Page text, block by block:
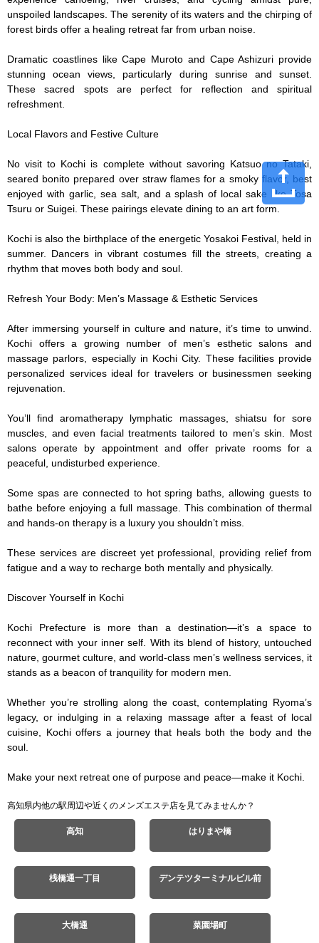
unspoiled landscapes. The serenity of its waters and the chirping of
forest birds offer a healing retreat far from urban noise.
Dramatic coastlines like Cape Muroto and Cape Ashizuri provide
stunning ocean views, particularly during sunrise and sunset.
These sacred spots are perfect for reflection and spiritual
refreshment.
Local Flavors and Festive Culture
No visit to Kochi is complete without savoring Katsuo no Tataki,
seared bonito prepared over straw flames for a smoky flavor, best
enjoyed with garlic, sea salt, and a splash of local sake like Tosa
Tsuru or Suigei. These pairings elevate dining to an art form.
Kochi is also the birthplace of the energetic Yosakoi Festival, held in
summer. Dancers in vibrant costumes fill the streets, creating a
rhythm that moves both body and soul.
Refresh Your Body: Men’s Massage & Esthetic Services
After immersing yourself in culture and nature, it’s time to unwind.
Kochi offers a growing number of men’s esthetic salons and
massage parlors, especially in Kochi City. These facilities provide
personalized services ideal for travelers or businessmen seeking
rejuvenation.
You’ll find aromatherapy lymphatic massages, shiatsu for sore
muscles, and even facial treatments tailored to men’s skin. Most
salons operate by appointment and offer private rooms for a
peaceful, undisturbed experience.
Some spas are connected to hot spring baths, allowing guests to
bathe before enjoying a full massage. This combination of thermal
and hands-on therapy is a luxury you shouldn’t miss.
These services are discreet yet professional, providing relief from
fatigue and a way to recharge both mentally and physically.
Discover Yourself in Kochi
Kochi Prefecture is more than a destination—it’s a space to
reconnect with your inner self. With its blend of history, untouched
nature, gourmet culture, and world-class men’s wellness services, it
stands as a beacon of tranquility for modern men.
Whether you’re strolling along the coast, contemplating Ryoma’s
legacy, or indulging in a relaxing massage after a feast of local
cuisine, Kochi offers a journey that heals both the body and the
soul.
Make your next retreat one of purpose and peace—make it Kochi.
高知県内他の駅周辺や近くのメンズエステ店を見てみませんか？
高知 はりまや橋
桟橋通一丁目 デンテツターミナルビル前
大橋通 菜園場町